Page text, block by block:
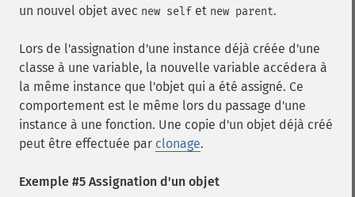
un nouvel objet avec new self et new parent.
Lors de l'assignation d'une instance déjà créée d'une
classe à une variable, la nouvelle variable accédera à
la même instance que l'objet qui a été assigné. Ce
comportement est le même lors du passage d'une
instance à une fonction. Une copie d'un objet déjà créé
peut être effectuée par clonage.
Exemple #5 Assignation d'un objet